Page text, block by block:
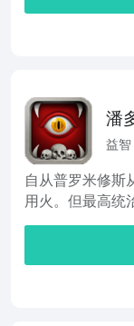
潘
益智
自从普罗米修斯
用火。但最高统